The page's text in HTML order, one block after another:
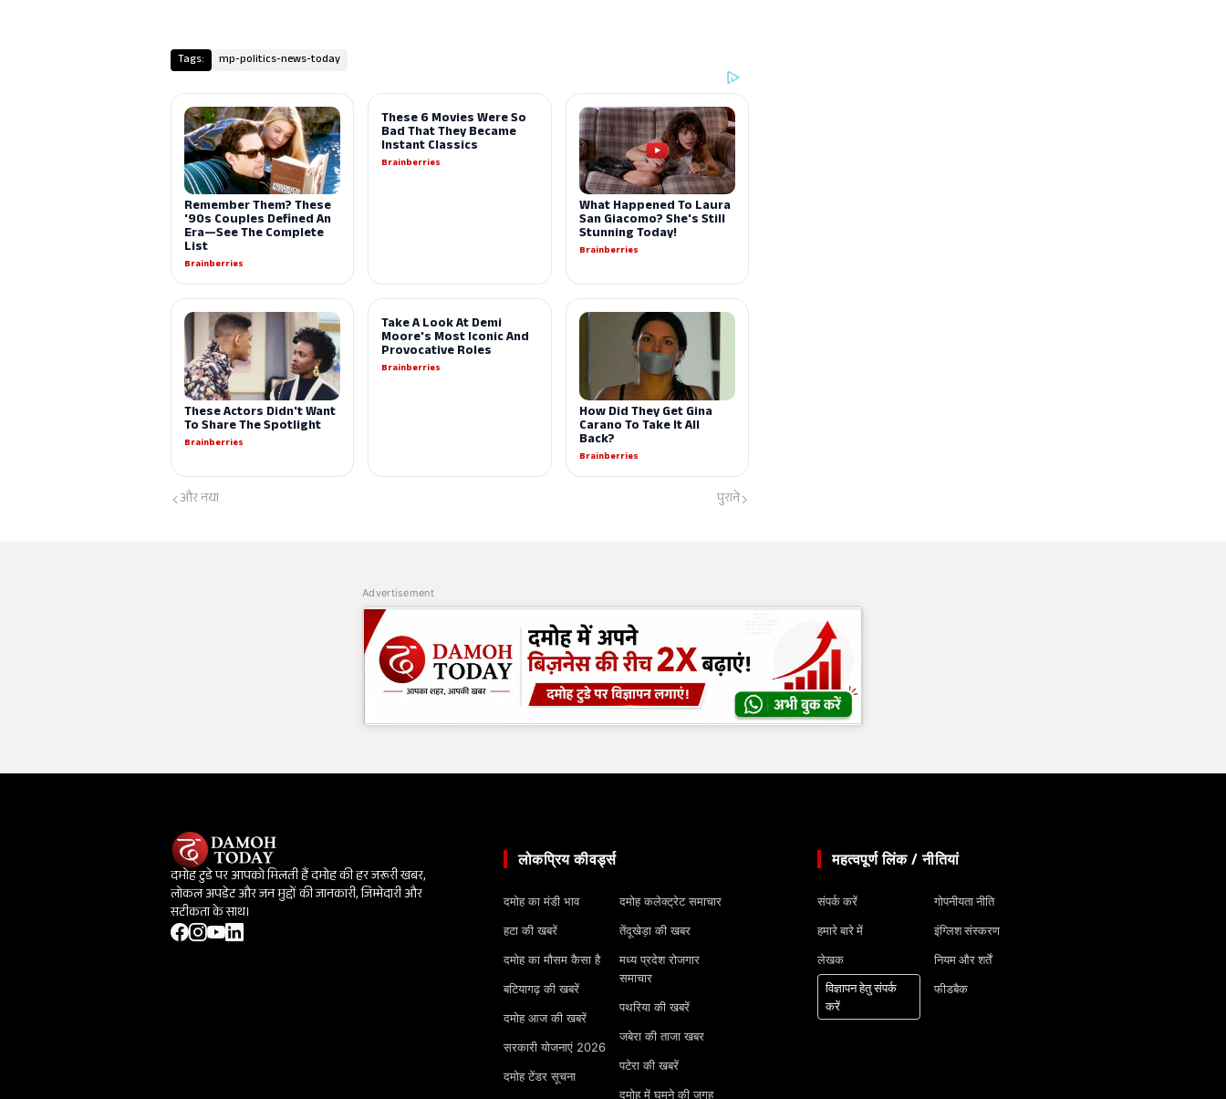
Tags: mp-politics-news-today
और नया पुराने
Advertisement
दमोह टुडे पर आपको मिलती हैं दमोह की हर जरूरी खबर,
लोकल अपडेट और जन मुद्दों की जानकारी, जिम्मेदारी और
सटीकता के साथ।
लोकप्रिय कीवर्ड्स
दमोह का मंडी भाव
हटा की खबरें
दमोह का मौसम कैसा है
बटियागढ़ की खबरें
दमोह आज की खबरें
सरकारी योजनाएं 2026
दमोह टेंडर सूचना
दमोह कलेक्ट्रेट समाचार
तेंदूखेड़ा की खबर
मध्य प्रदेश रोजगार
समाचार
पथरिया की खबरें
जबेरा की ताजा खबर
पटेरा की खबरें
दमोह में घूमने की जगह
महत्वपूर्ण लिंक / नीतियां
संपर्क करें
हमारे बारे में
लेखक
विज्ञापन हेतु संपर्क
करें
गोपनीयता नीति
इंग्लिश संस्करण
नियम और शर्तें
फीडबैक